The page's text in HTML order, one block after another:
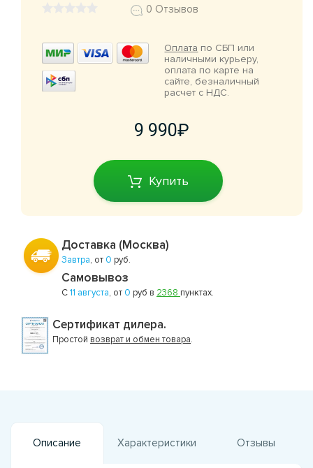
0 Отзывов
Оплата по СБП или
наличными курьеру,
оплата по карте на
сайте, безналичный
расчет с НДС.
9 990
Купить
Доставка (Москва)
Завтра, от 0 руб.
Самовывоз
С11 августа, от 0 руб в 2368 пунктах.
Сертификат дилера.
Простой возврат и обмен товара.
Описание Характеристики Отзывы